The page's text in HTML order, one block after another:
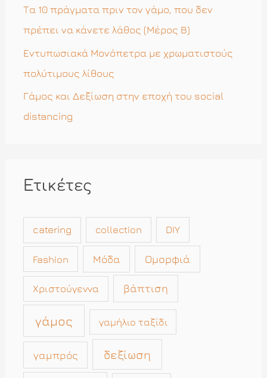
Τα 10 πράγματα πριν τον γάμο, που δεν
πρέπει να κάνετε λάθος (Μέρος Β)
Εντυπωσιακά Μονόπετρα με χρωματιστούς
πολύτιμους λίθους
Γάμος και Δεξίωση στην εποχή του social
distancing
Ετικέτες
catering collection DIY
Fashion Μόδα Ομορφιά
Χριστούγεννα βάπτιση
γάμος γαμήλιο ταξίδι
γαμπρός δεξίωση